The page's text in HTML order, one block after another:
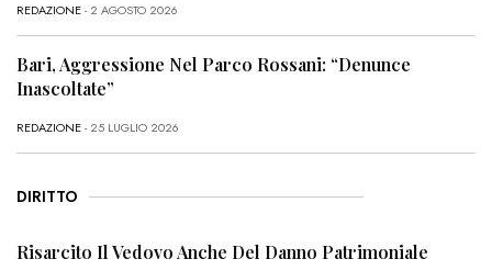
REDAZIONE- 2 AGOSTO 2026
Bari, Aggressione Nel Parco Rossani: “Denunce
Inascoltate”
REDAZIONE- 25 LUGLIO 2026
DIRITTO
Risarcito Il Vedovo Anche Del Danno Patrimoniale